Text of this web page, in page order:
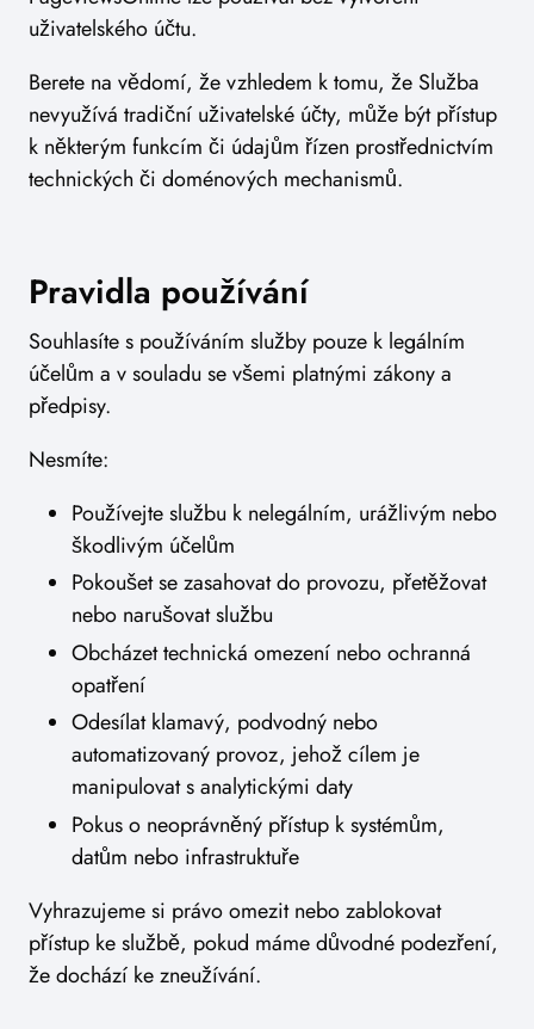
uživatelského účtu.
Berete na vědomí, že vzhledem k tomu, že Služba
nevyužívá tradiční uživatelské účty, může být přístup
k některým funkcím či údajům řízen prostřednictvím
technických či doménových mechanismů.
Pravidla používání
Souhlasíte s používáním služby pouze k legálním
účelům a v souladu se všemi platnými zákony a
předpisy.
Nesmíte:
Používejte službu k nelegálním, urážlivým nebo
škodlivým účelům
Pokoušet se zasahovat do provozu, přetěžovat
nebo narušovat službu
Obcházet technická omezení nebo ochranná
opatření
Odesílat klamavý, podvodný nebo
automatizovaný provoz, jehož cílem je
manipulovat s analytickými daty
Pokus o neoprávněný přístup k systémům,
datům nebo infrastruktuře
Vyhrazujeme si právo omezit nebo zablokovat
přístup ke službě, pokud máme důvodné podezření,
že dochází ke zneužívání.